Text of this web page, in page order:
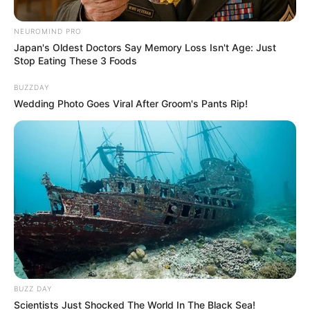
En referencia.
Un hombre perdió la vida en violenta colisión entre dos
motos en la vía Urabá-Medellín
Por:Yuli Metaute Londoño
Agosto 22, 2024
NEUROMIND PRO
Japan's Oldest Doctors Say Memory Loss Isn't Age: Just
Stop Eating These 3 Foods
BUZZDAY
Wedding Photo Goes Viral After Groom's Pants Rip!
BUZZ DAY
Scientists Just Shocked The World In The Black Sea!